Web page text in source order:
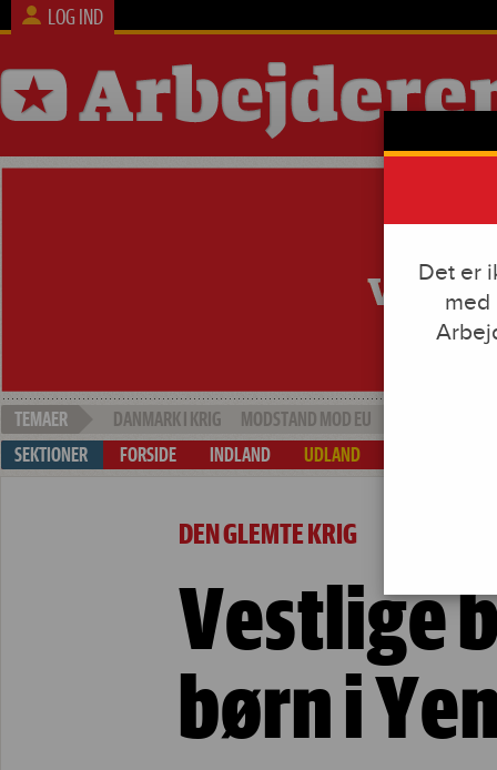
LOG IND
DANMARK I KRIG MODSTAND MOD EU
FORSIDE
INDLAND UDLAND
DEN GLEMTE KRIG
Vestlige
børn i
Det er